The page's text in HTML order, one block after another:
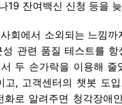
19 잔여백신 신청 등을
회에서 소외되는 느낌까
관련 품질 테스트를
두 손가락을 이용해
, 고객센터의 챗봇 도
로 알려주면 청각장애